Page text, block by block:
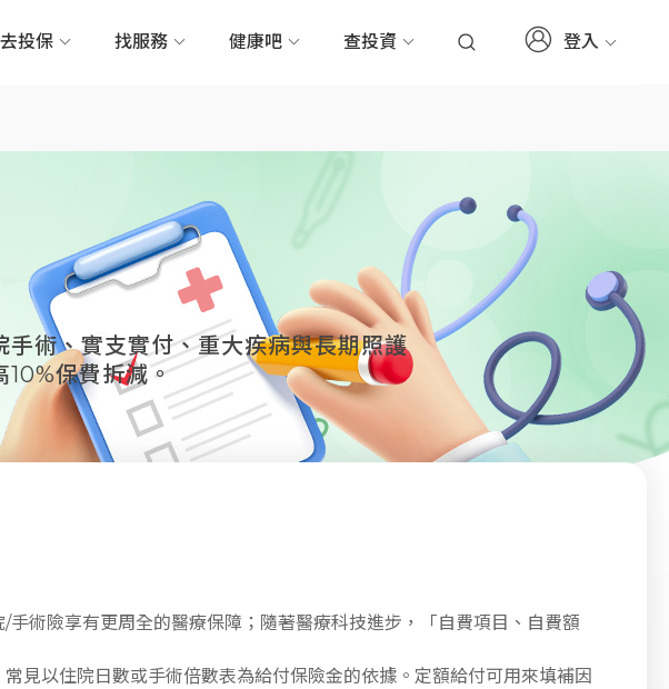
去投保 找服務 健康吧 查投資 登入
術、實支實付、重大疾病與長期照護
保費折減。
術險享有更周全的醫療保障；隨著醫療科技進步，「自費項目、自費額
見以住院日數或手術倍數表為給付保險金的依據。定額給付可用來填補因